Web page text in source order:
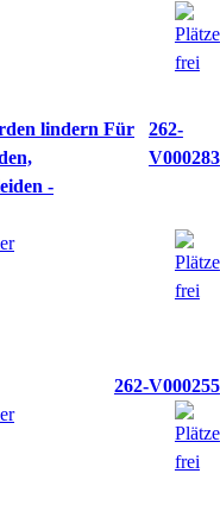
lindern Für
-
262-
V000283
262-V000255